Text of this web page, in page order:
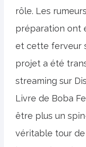
rôle. Les
préparation ont
et cette ferveur
projet a été
streaming sur
Livre de Boba
être plus un
véritable tour